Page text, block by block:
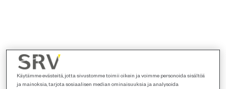
Käytämme evästeitä, jotta sivustomme toimii oikein ja voimme personoida sisältöä
ja mainoksia, tarjota sosiaalisen median ominaisuuksia ja analysoida